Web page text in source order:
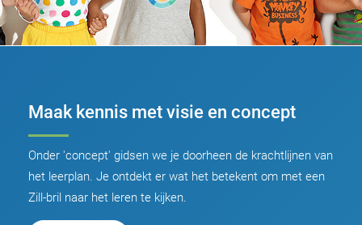
Maak kennis met visie en concept
Onder 'concept' gidsen we je doorheen de krachtlijnen van
het leerplan. Je ontdekt er wat het betekent om met een
Zill-bril naar het leren te kijken.